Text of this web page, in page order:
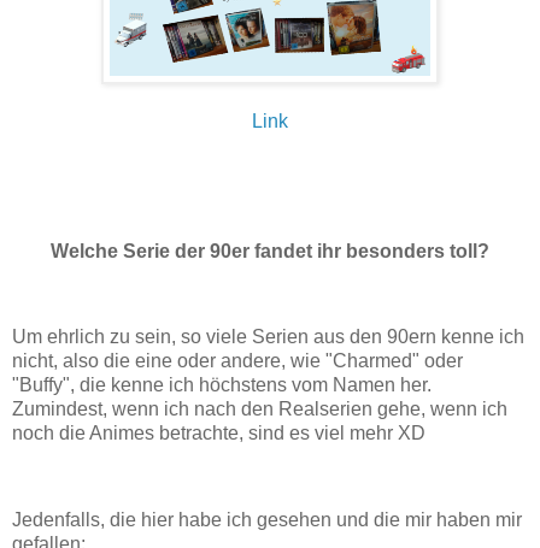
Link
Welche Serie der 90er fandet ihr besonders toll?
Um ehrlich zu sein, so viele Serien aus den 90ern kenne ich
nicht, also die eine oder andere, wie "Charmed" oder
"Buffy", die kenne ich höchstens vom Namen her.
Zumindest, wenn ich nach den Realserien gehe, wenn ich
noch die Animes betrachte, sind es viel mehr XD
Jedenfalls, die hier habe ich gesehen und die mir haben mir
gefallen: